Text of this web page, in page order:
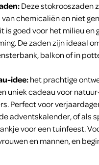
Deze stokrooszaden
chemicaliën en niet
is goed voor het milieu en
De zaden zijn ideaal
balkon of in
idee:het prachtige
uniek cadeau voor
Perfect voor
adventskalender, of als
voor een tuinfeest.
en mannen, en